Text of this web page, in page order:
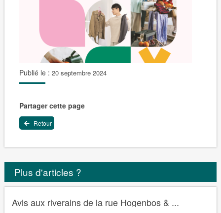
Publié le : 20 septembre 2024
Partager cette page
Retour
Plus d'articles ?
Avis aux riverains de la rue Hogenbos & ...